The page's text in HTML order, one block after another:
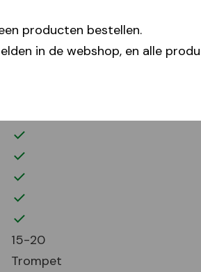
producten bestellen.
in de webshop, en alle
3-5 10-11
6-9
15-20
Trompet